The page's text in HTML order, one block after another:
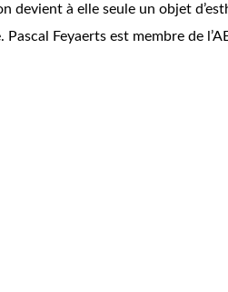
devient à elle seule un objet
Feyaerts est membre de